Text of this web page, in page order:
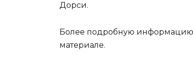
Дорси.
Более подробную информацию
материале.